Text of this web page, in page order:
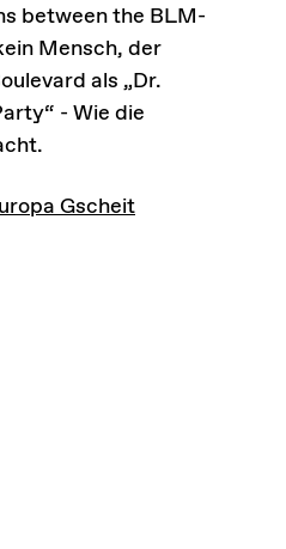
between the BLM-
Mensch, der
als „Dr.
- Wie die
Gscheit